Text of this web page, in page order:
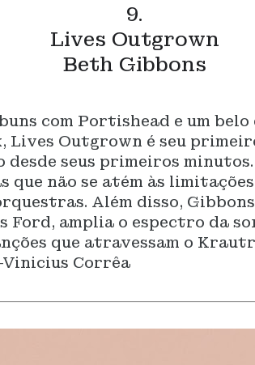
9.
Lives Outgrown
Beth Gibbons
com Portishead e um
Lives Outgrown é seu
desde seus primeiros
que não se atém às
Além disso,
Ford, amplia o espectro da
que atravessam o
Corrêa